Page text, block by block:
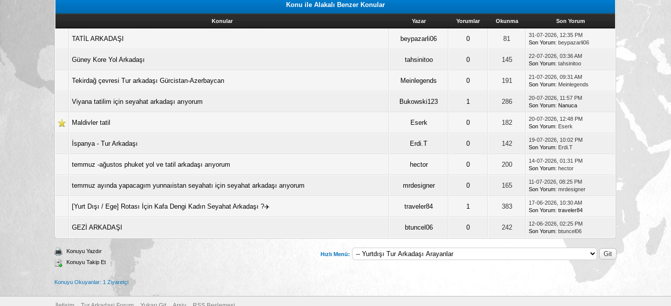
Konu ile Alakalı Benzer Konular
Konular Yazar Yorumlar Okunma Son Yorum
TATİL ARKADAŞI beypazarli06 0 81
31-07-2026, 12:35 PM
Son Yorum: beypazarli06
Güney Kore Yol Arkadaşı tahsinitoo 0 145
22-07-2026, 03:36 AM
Son Yorum: tahsinitoo
Tekirdağ çevresi Tur arkadaşı Gürcistan-Azerbaycan Meinlegends 0 191
21-07-2026, 09:31 AM
Son Yorum: Meinlegends
Viyana tatilim için seyahat arkadaşı arıyorum Bukowski123 1 286
20-07-2026, 11:57 PM
Son Yorum: Nanuca
Maldivler tatil Eserk 0 182
20-07-2026, 12:48 PM
Son Yorum: Eserk
İspanya - Tur Arkadaşı Erdi.T 0 142
19-07-2026, 10:02 PM
Son Yorum: Erdi.T
temmuz -ağustos phuket yol ve tatil arkadaşı arıyorum hector 0 200
14-07-2026, 01:31 PM
Son Yorum: hector
temmuz ayında yapacagım yunnaıistan seyahatı için seyahat arkadaşı arıyorum mrdesigner 0 165
11-07-2026, 08:25 PM
Son Yorum: mrdesigner
[Yurt Dışı / Ege] Rotası İçin Kafa Dengi Kadın Seyahat Arkadaşı ?✈️ traveler84 1 383
17-06-2026, 10:30 AM
Son Yorum:traveler84
GEZİ ARKADAŞI btuncel06 0 242
12-06-2026, 02:25 PM
Son Yorum: btuncel06
Konuyu Yazdır
Konuyu Takip Et
Hızlı Menü:
Konuyu Okuyanlar: 1 Ziyaretçi